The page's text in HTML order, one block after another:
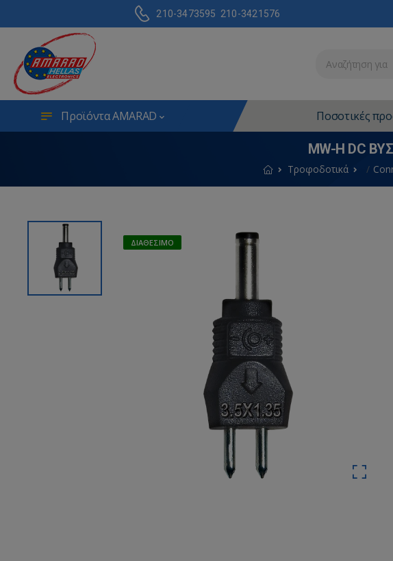
210-3473595 210-3421576
Προϊόντα AMARAD Ποσοτικές
MW-H DC
Τροφοδοτικά
ΔΙΑΘΈΣΙΜΟ